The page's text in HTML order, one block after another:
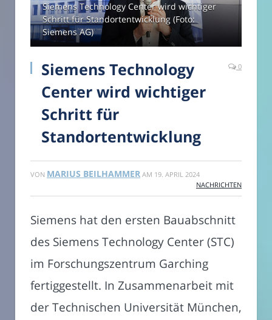
Siemens Technology Center wird wichtiger
Schritt für Standortentwicklung (Foto:
Siemens AG)
Siemens Technology
Center wird wichtiger
Schritt für
Standortentwicklung
0
VON MARIUS BEILHAMMER AM 19. APRIL 2024
NACHRICHTEN
Siemens hat den ersten Bauabschnitt
des Siemens Technology Center (STC)
im Forschungszentrum Garching
fertiggestellt. In Zusammenarbeit mit
der Technischen Universität München,